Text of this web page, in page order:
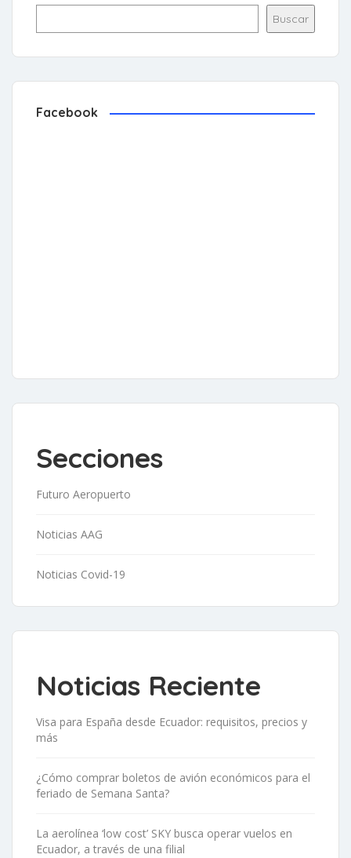
Buscar
Facebook
Secciones
Futuro Aeropuerto
Noticias AAG
Noticias Covid-19
Noticias Reciente
Visa para España desde Ecuador: requisitos, precios y
más
¿Cómo comprar boletos de avión económicos para el
feriado de Semana Santa?
La aerolínea ‘low cost’ SKY busca operar vuelos en
Ecuador, a través de una filial